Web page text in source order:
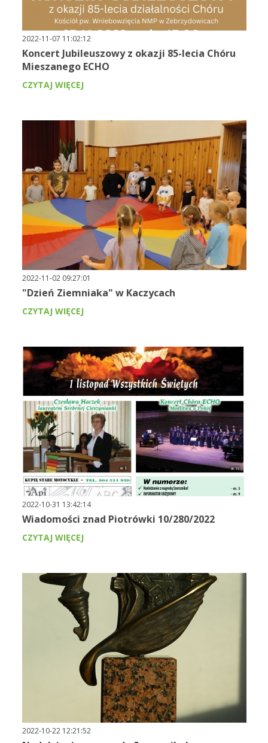
2022-11-07 11:02:12
Koncert Jubileuszowy z okazji 85-lecia Chóru
Mieszanego ECHO
CZYTAJ WIĘCEJ
2022-11-02 09:27:01
"Dzień Ziemniaka" w Kaczycach
CZYTAJ WIĘCEJ
2022-10-31 13:42:14
Wiadomości znad Piotrówki 10/280/2022
CZYTAJ WIĘCEJ
2022-10-22 12:21:52